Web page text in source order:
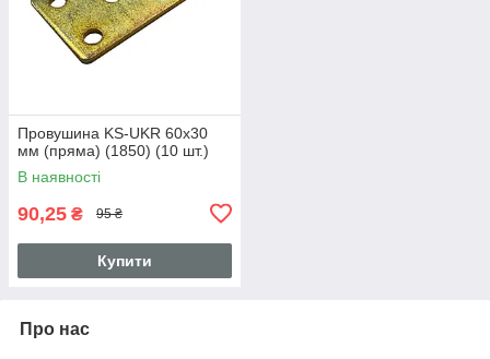
Провушина KS-UKR 60x30
мм (пряма) (1850) (10 шт.)
В наявності
90,25 ₴ 95 ₴
Купити
Про нас